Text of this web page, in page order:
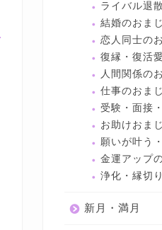
ライバル退
結婚のおま
恋人同士の
復縁・復活
人間関係の
仕事のおま
受験・面接
お助けおま
願いが叶う
金運アップ
浄化・縁切
新月・満月